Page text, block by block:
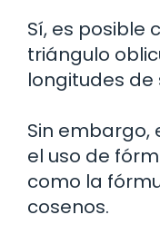
Sí, es posible
triángulo
longitudes de
Sin embargo,
el uso de
como la
cosenos.